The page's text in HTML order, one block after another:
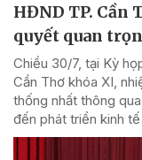
HĐND TP. Cần
quyết quan
Chiều 30/7, tại Kỳ
Cần Thơ khóa XI,
thống nhất thông
đến phát triển kinh